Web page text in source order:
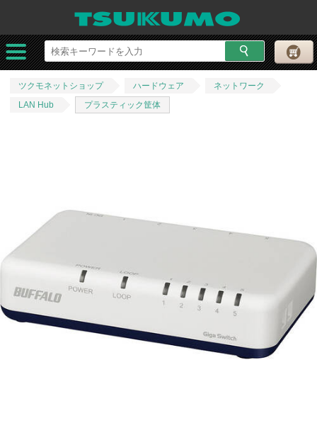
ツクモネットショップ ハードウェア
ネットワーク
LAN Hub
プラスティック筐体